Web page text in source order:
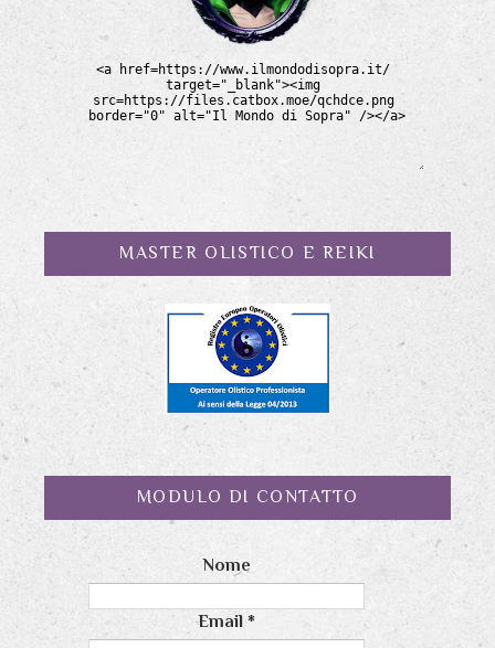
MASTER OLISTICO E REIKI
MODULO DI CONTATTO
Nome
Email*